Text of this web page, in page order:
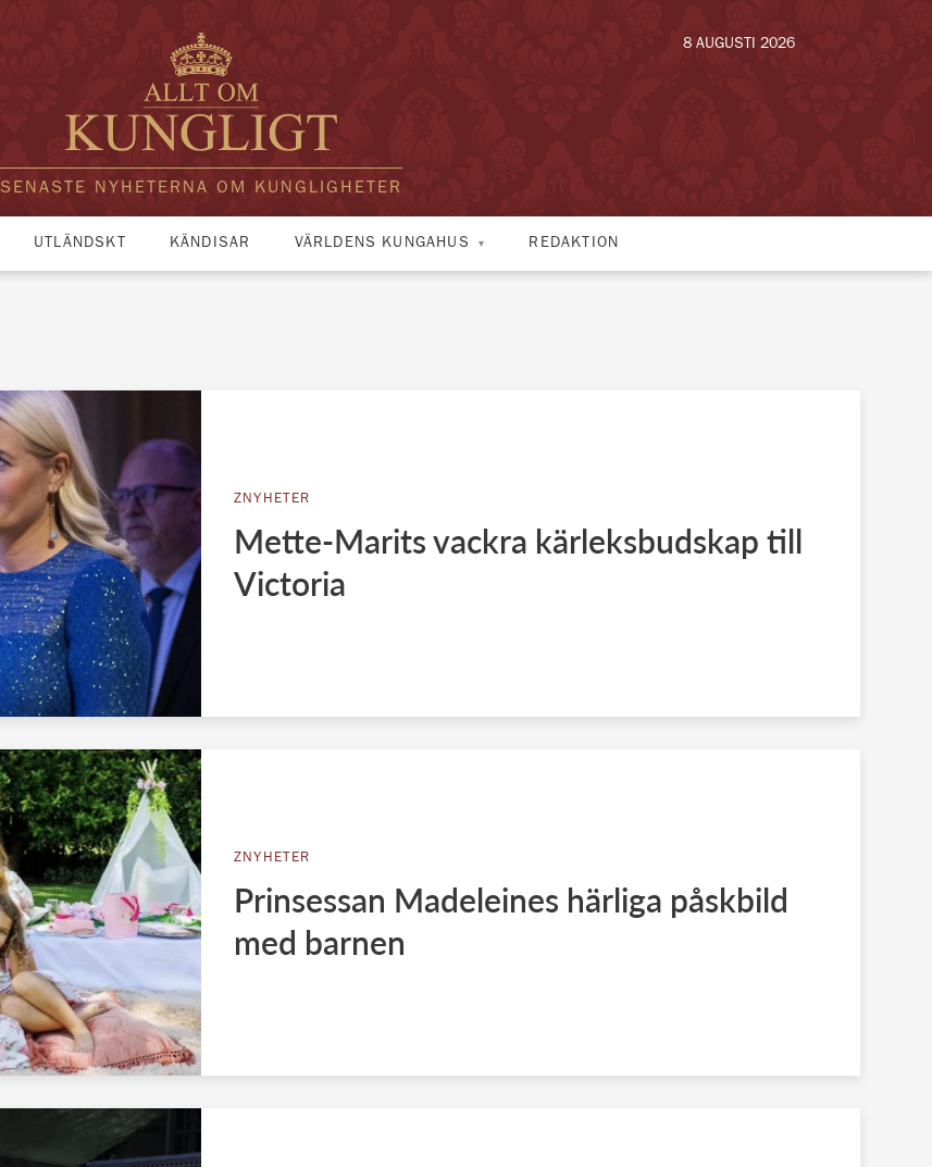
SENASTE NYHETERNA OM KUNGLIGHETER
8 AUGUSTI 2026
UTLÄNDSKT KÄNDISAR VÄRLDENS KUNGAHUS REDAKTION
ZNYHETER
Mette-Marits vackra kärleksbudskap till
Victoria
ZNYHETER
Prinsessan Madeleines härliga påskbild
med barnen